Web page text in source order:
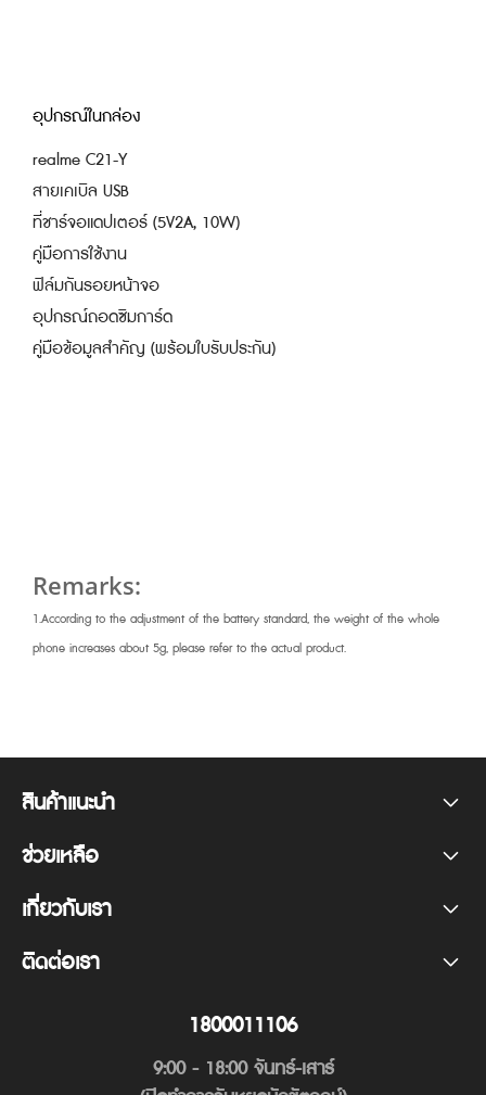
อุปกรณ์ในกล่อง
realme C21-Y
สายเคเบิล USB
ที่ชาร์จอแดปเตอร์ (5V2A, 10W)
คู่มือการใช้งาน
ฟิล์มกันรอยหน้าจอ
อุปกรณ์ถอดซิมการ์ด
คู่มือข้อมูลสำคัญ (พร้อมใบรับประกัน)
Remarks:
1.According to the adjustment of the battery standard, the weight of the whole
phone increases about 5g, please refer to the actual product.
สินค้าแนะนำ
realme P4 Power 5G
realme P4 Lite
realme P4x
ช่วยเหลือ
คำถามที่พบบ่อย
ศูนย์บริการหลังการขาย
เกี่ยวกับเรา
แบรนด์ของเรา
ติดต่อเรา
1800011106
9:00 - 18:00 จันทร์-เสาร์